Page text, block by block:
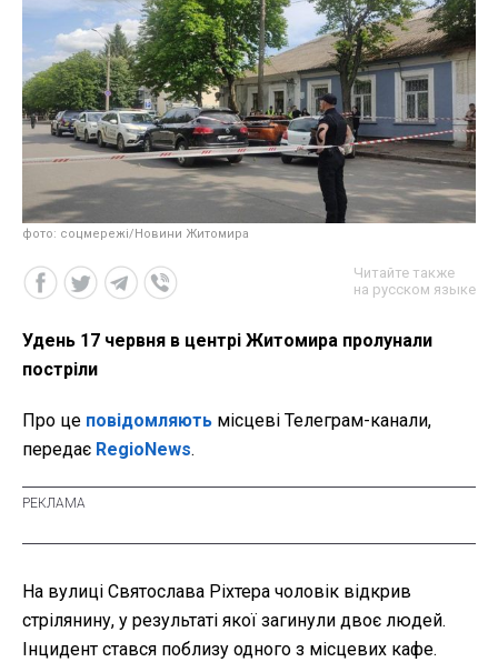
фото: соцмережі/Новини Житомира
Читайте также
на русском языке
Удень 17 червня в центрі Житомира пролунали
постріли
Про це повідомляють місцеві Телеграм-канали,
передає RegioNews.
На вулиці Святослава Ріхтера чоловік відкрив
стрілянину, у результаті якої загинули двоє людей.
Інцидент стався поблизу одного з місцевих кафе.